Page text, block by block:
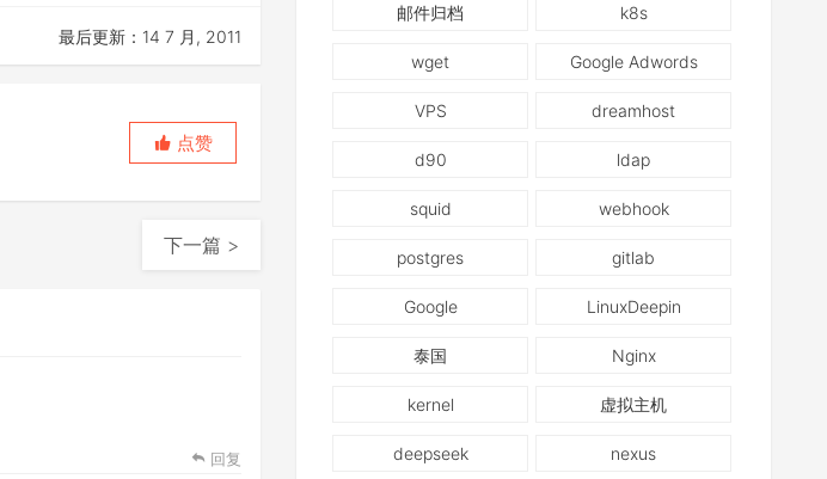
最后更新：14 7 月, 2011
点赞
下一篇 >
回复
邮件归档 k8s
wget Google Adwords
VPS dreamhost
d90 ldap
squid webhook
postgres gitlab
Google LinuxDeepin
泰国 Nginx
kernel 虚拟主机
deepseek nexus